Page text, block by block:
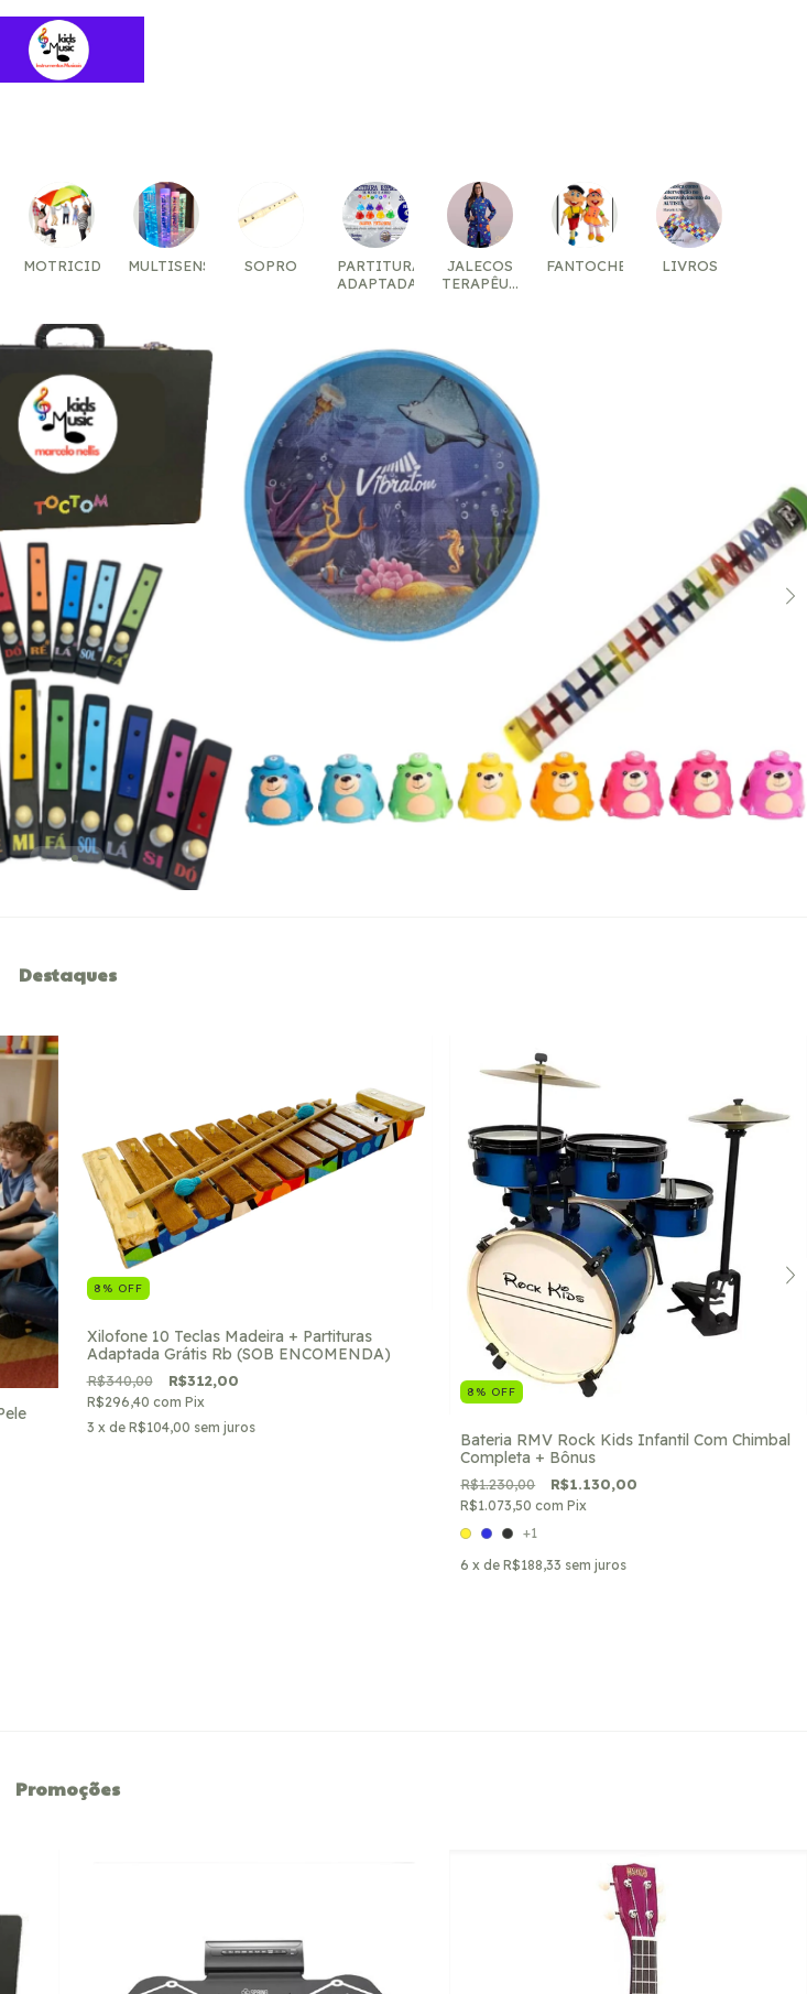
MOTRICIDADEMULTISENSORIALSOPRO
PARTITURAS
ADAPTADAS
JALECOS
TERAPÊUTICOS
FANTOCHES LIVROS
Destaques
8 % OFF
Xilofone 10 Teclas Madeira + Partituras
Adaptada Grátis Rb (SOB ENCOMENDA)
R$340,00 R$312,00
R$296,40 com Pix
3 x de R$104,00 sem juros
8 % OFF
Bateria RMV Rock Kids Infantil Com Chimbal
Completa + Bônus
R$1.230,00 R$1.130,00
R$1.073,50com Pix
+1
6 x deR$188,33 sem juros
Promoções